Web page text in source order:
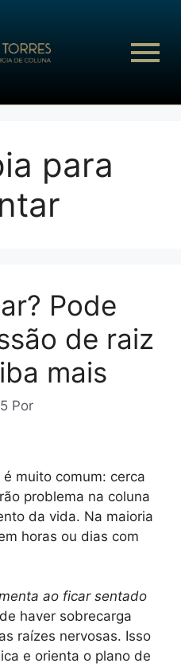
para
Pode
de raiz
mais
Por
é muito comum: cerca
problema na coluna
da vida. Na maioria
horas ou dias com
ao ficar sentado
haver sobrecarga
raízes nervosas. Isso
e orienta o plano de